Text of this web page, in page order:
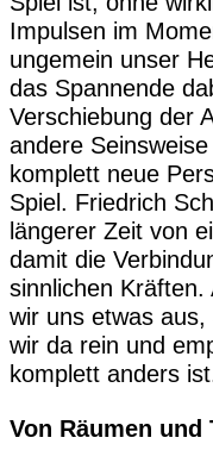
Impulsen im
ungemein unser
das Spannende
Verschiebung der
andere
komplett neue
Spiel. Friedrich
längerer Zeit von
damit die
sinnlichen
wir uns etwas
wir da rein und
komplett anders
Von Räumen und